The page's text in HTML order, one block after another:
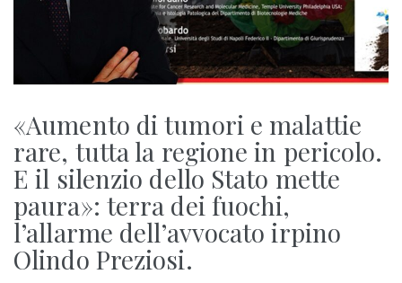
«Aumento di tumori e malattie
rare, tutta la regione in pericolo.
E il silenzio dello Stato mette
paura»: terra dei fuochi,
l’allarme dell’avvocato irpino
Olindo Preziosi.